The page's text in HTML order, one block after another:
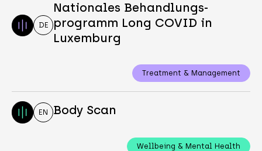
DE
Nationales Behandlungs-
programm Long COVID in
Luxemburg
Treatment & Management
EN Body Scan
Wellbeing & Mental Health